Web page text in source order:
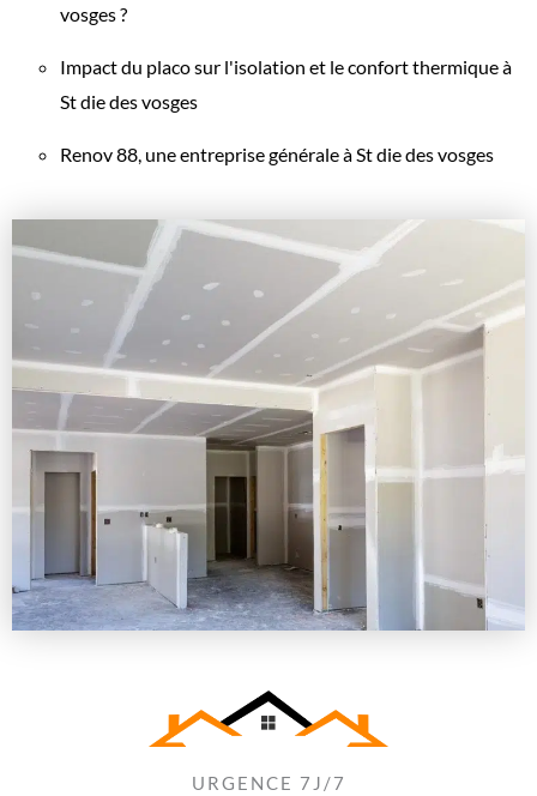
vosges ?
Impact du placo sur l'isolation et le confort thermique à
St die des vosges
Renov 88, une entreprise générale à St die des vosges
URGENCE 7J/7